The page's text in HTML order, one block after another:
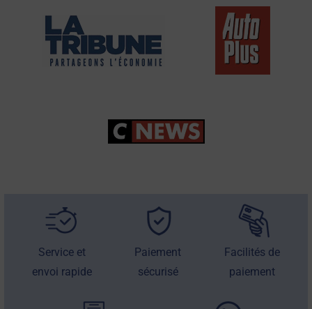
Service et
envoi rapide
Paiement
sécurisé
Facilités de
paiement